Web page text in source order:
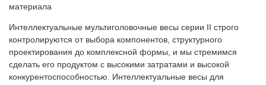
материала
Интеллектуальные мультиголовочные весы серии II строго
контролируются от выбора компонентов, структурного
проектирования до комплексной формы, и мы стремимся
сделать его продуктом с высокими затратами и высокой
конкурентоспособностью. Интеллектуальные весы для